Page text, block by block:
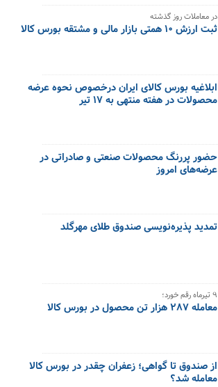
در معاملات روز گذشته
ثبت ارزش ۱۰ همتی بازار مالی و مشتقه بورس کالا
ابلاغیه بورس کالای ایران درخصوص نحوه عرضه
محصولات در هفته منتهی به ۱۷ تیر
حضور پررنگ محصولات صنعتی و صادراتی در
عرضه‌های امروز
تمدید پذیره‌نویسی صندوق طلای مهرگلد
۹ تیرماه رقم خورد؛
معامله ۲۸۷ هزار تن محصول در بورس کالا
از صندوق تا گواهی؛ زعفران چقدر در بورس کالا
معامله شد؟